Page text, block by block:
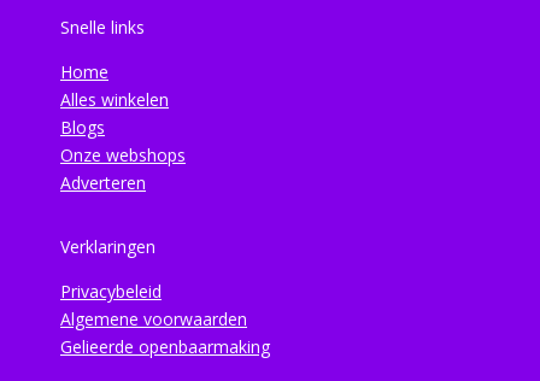
Snelle links
Home
Alles winkelen
Blogs
Onze webshops
Adverteren
Verklaringen
Privacybeleid
Algemene voorwaarden
Gelieerde openbaarmaking